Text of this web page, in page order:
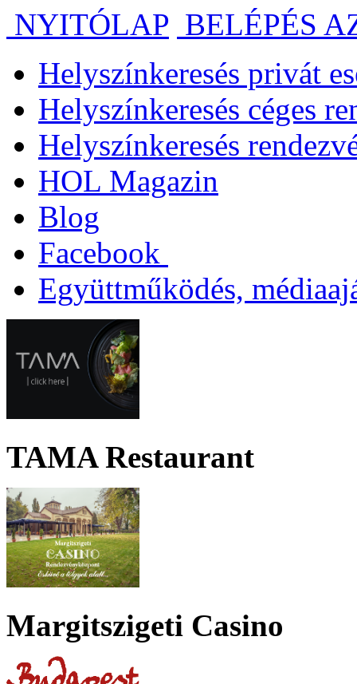
NYITÓLAP BELÉPÉS
Helyszínkeresés privát
Helyszínkeresés céges
Helyszínkeresés
HOL Magazin
Blog
Facebook
Együttműködés,
TAMA Restaurant
Margitszigeti Casino